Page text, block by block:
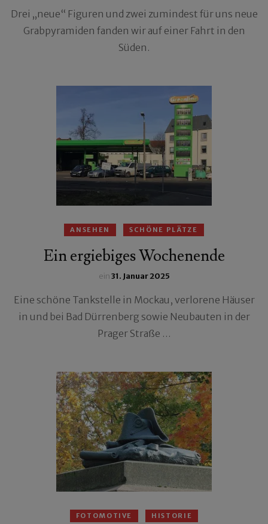
Drei „neue“ Figuren und zwei zumindest für uns neue
Grabpyramiden fanden wir auf einer Fahrt in den
Süden.
ANSEHEN SCHÖNE PLÄTZE
Ein ergiebiges Wochenende
ein31. Januar 2025
Eine schöne Tankstelle in Mockau, verlorene Häuser
in und bei Bad Dürrenberg sowie Neubauten in der
Prager Straße …
FOTOMOTIVE HISTORIE